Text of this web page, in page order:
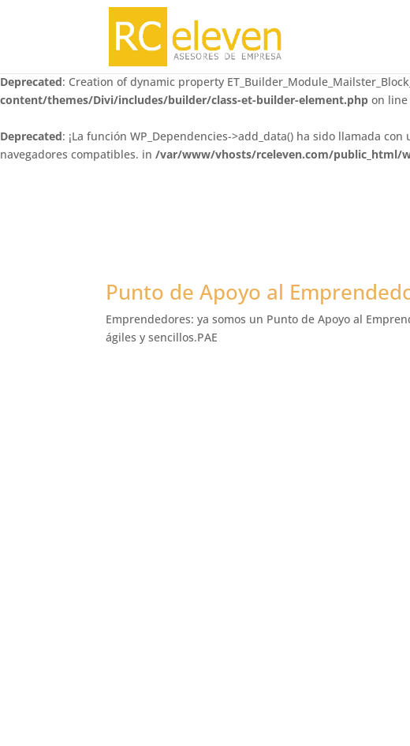
: Creation of dynamic property
content/themes/Divi/includes/builder/class-et-builder-element.php
Deprecated: Creation of dynamic property
content/themes/Divi/includes/builder/class-et-builder-element.php on line
Deprecated: ¡La función WP_Dependencies->add_data() ha sido llamada
navegadores compatibles. in /var/www/vhosts/rceleven.com/public_html/
Punto de Apoyo al
Emprendedores: ya somos un Punto de Apoyo al
ágiles y sencillos.PAE